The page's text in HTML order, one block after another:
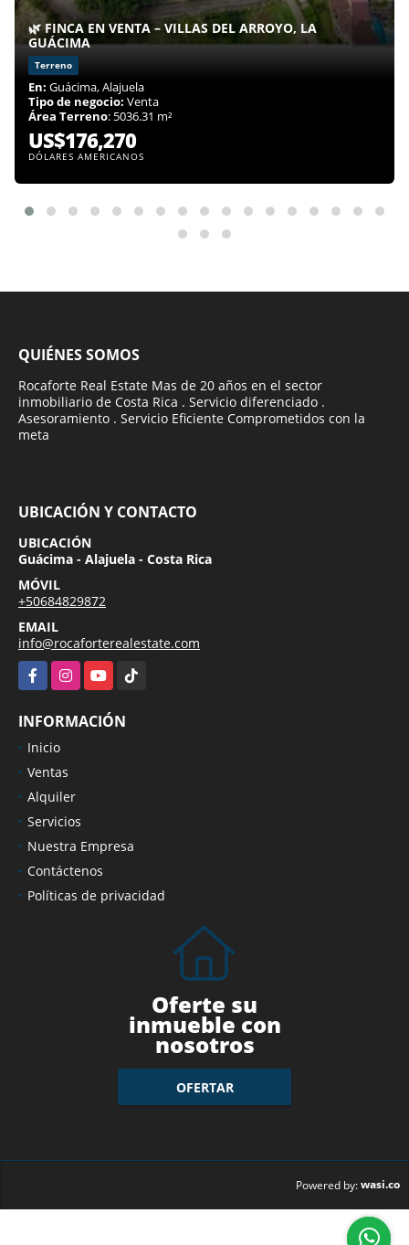
🌿 FINCA EN VENTA – VILLAS DEL ARROYO, LA
GUÁCIMA
Terreno
En: Guácima, Alajuela
Tipo de negocio: Venta
Área Terreno: 5036.31 m²
US$176,270
DÓLARES AMERICANOS
QUIÉNES SOMOS
Rocaforte Real Estate Mas de 20 años en el sector
inmobiliario de Costa Rica . Servicio diferenciado .
Asesoramiento . Servicio Eficiente Comprometidos con la
meta
UBICACIÓN Y CONTACTO
UBICACIÓN
Guácima - Alajuela - Costa Rica
MÓVIL
+50684829872
EMAIL
info@rocaforterealestate.com
FacebookInstagramYouTubeTikTok
INFORMACIÓN
Inicio
Ventas
Alquiler
Servicios
Nuestra Empresa
Contáctenos
Políticas de privacidad
Oferte su
inmueble con
nosotros
OFERTAR
Powered by:wasi.co